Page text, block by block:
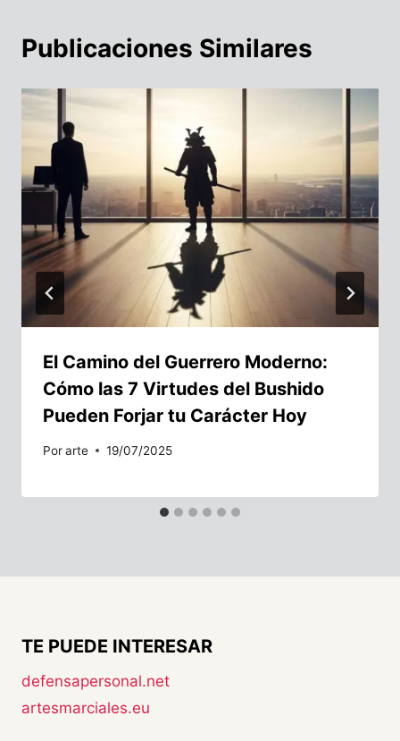
Publicaciones Similares
El Camino del Guerrero Moderno:
Cómo las 7 Virtudes del Bushido
Pueden Forjar tu Carácter Hoy
Porarte 19/07/2025
TE PUEDE INTERESAR
defensapersonal.net
artesmarciales.eu